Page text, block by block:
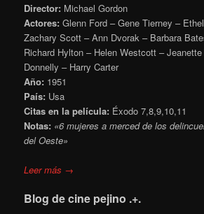
Director: Michael Gordon
Actores: Glenn Ford – Gene Tierney –
Zachary Scott – Ann Dvorak – Barbara
Richard Hylton – Helen Westcott –
Donnelly – Harry Carter
Año: 1951
País: Usa
Citas en la película: Éxodo 7,8,9,10,11
Notas: «6 mujeres a merced de los
del Oeste»
Leer más →
Blog de cine pejino .+.